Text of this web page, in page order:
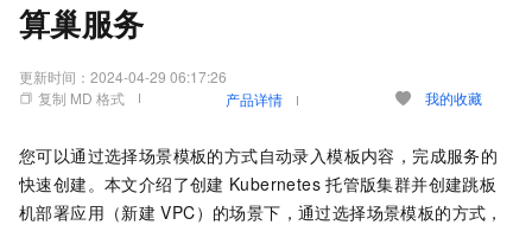
算巢服务
更新时间： 2024-04-29 06:17:26
复制 MD 格式
产品详情 我的收藏
您可以通过选择场景模板的方式自动录入模板内容，完成服务的
快速创建。本文介绍了创建 Kubernetes 托管版集群并创建跳板
机部署应用（新建 VPC）的场景下，通过选择场景模板的方式，